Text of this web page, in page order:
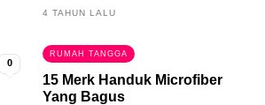
4 TAHUN LALU
0
RUMAH TANGGA
15 Merk Handuk Microfiber
Yang Bagus